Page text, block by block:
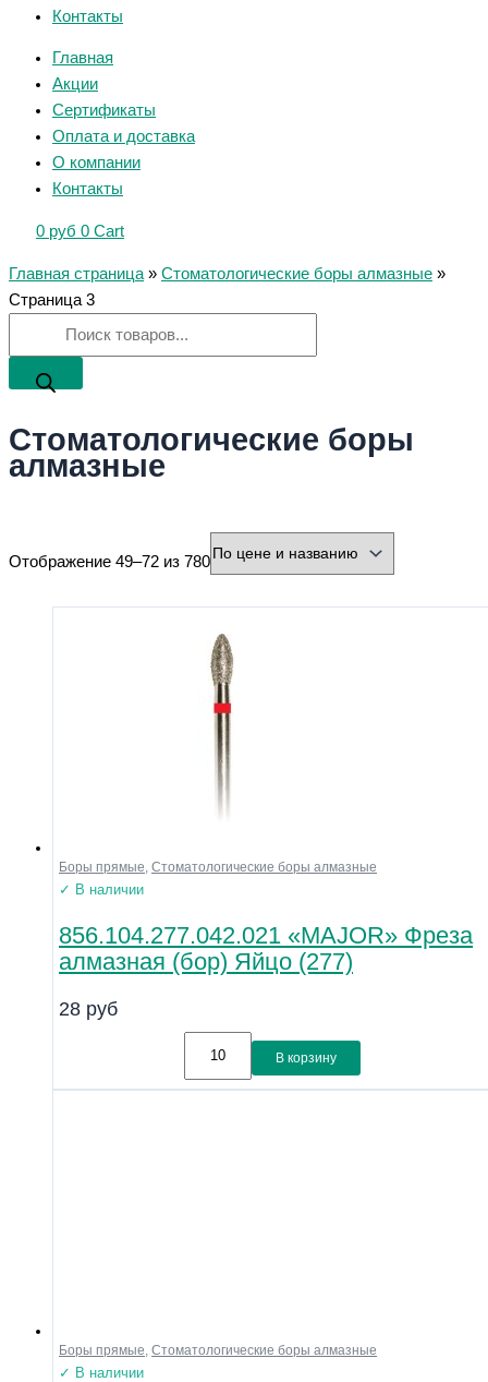
Контакты
Главная
Акции
Сертификаты
Оплата и доставка
О компании
Контакты
0 руб 0 Cart
Главная страница » Стоматологические боры алмазные »
Страница 3
Стоматологические боры
алмазные
максимальная цена
Бренд
Зернистость
Диаметр хвостовика (мм)
Напряжение
Материал
Отображение 49–72 из 780
Боры прямые, Стоматологические боры алмазные
✓ В наличии
856.104.277.042.021 «MAJOR» Фреза
алмазная (бор) Яйцо (277)
28 руб
В корзину
Боры прямые Стоматологические боры алмазные
✓ В наличии